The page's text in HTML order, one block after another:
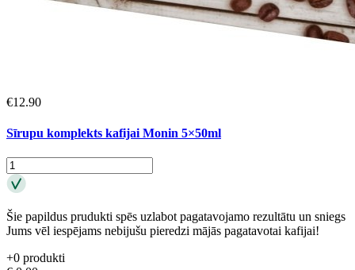
€12.90
Sīrupu komplekts kafijai Monin 5×50ml
Šie papildus prudukti spēs uzlabot pagatavojamo rezultātu un sniegs
Jums vēl iespējams nebijušu pieredzi mājās pagatavotai kafijai!
+0 produkti